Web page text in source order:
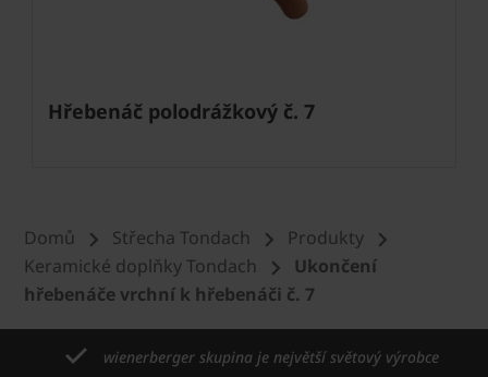
Hřebenáč polodrážkový č. 7
Domů Střecha Tondach
Produkty
Keramické doplňky Tondach
Ukončení
hřebenáče vrchní k hřebenáči č. 7
wienerberger skupina je největší světový výrobce